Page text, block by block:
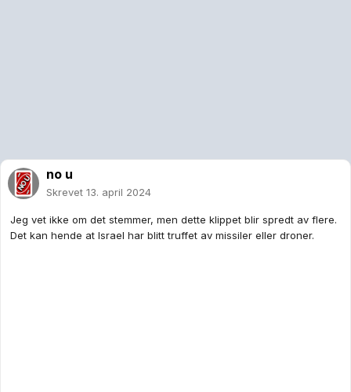
no u
Skrevet 13. april 2024
Jeg vet ikke om det stemmer, men dette klippet blir spredt av flere.
Det kan hende at Israel har blitt truffet av missiler eller droner.